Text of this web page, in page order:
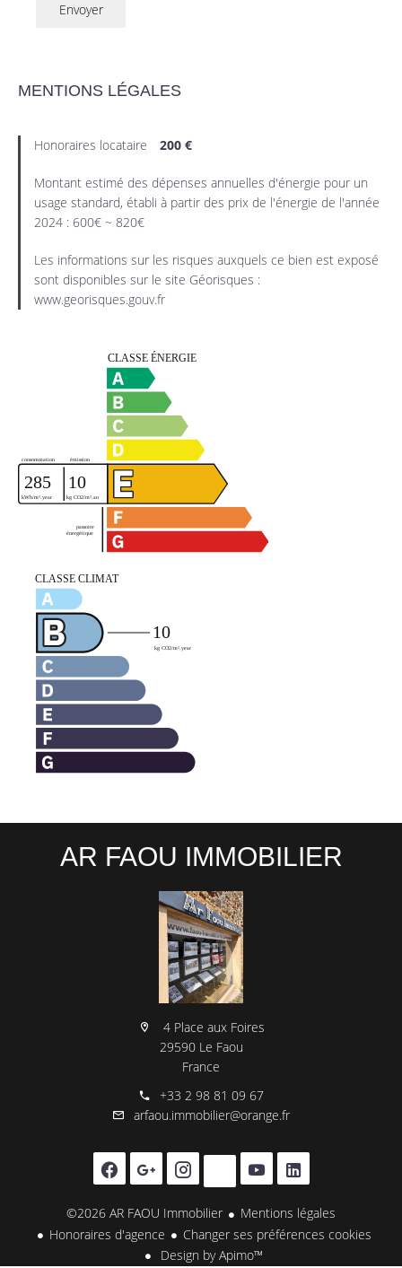
Envoyer
MENTIONS LÉGALES
Honoraires locataire 200 €
Montant estimé des dépenses annuelles d'énergie pour un
usage standard, établi à partir des prix de l'énergie de l'année
2024 : 600€ ~ 820€
Les informations sur les risques auxquels ce bien est exposé
sont disponibles sur le site Géorisques :
www.georisques.gouv.fr
AR FAOU IMMOBILIER
4 Place aux Foires
29590 Le Faou
France
+33 2 98 81 09 67
arfaou.immobilier@orange.fr
©2026 AR FAOU Immobilier
Mentions légales
Honoraires d'agence
Changer ses préférences cookies
Design byApimo™